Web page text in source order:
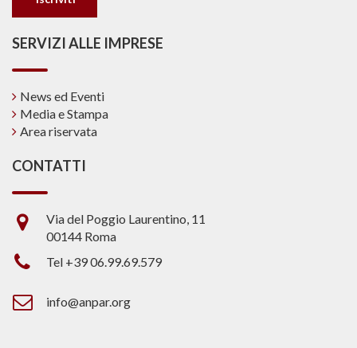
SERVIZI ALLE IMPRESE
News ed Eventi
Media e Stampa
Area riservata
CONTATTI
Via del Poggio Laurentino, 11
00144 Roma
Tel +39 06.99.69.579
info@anpar.org